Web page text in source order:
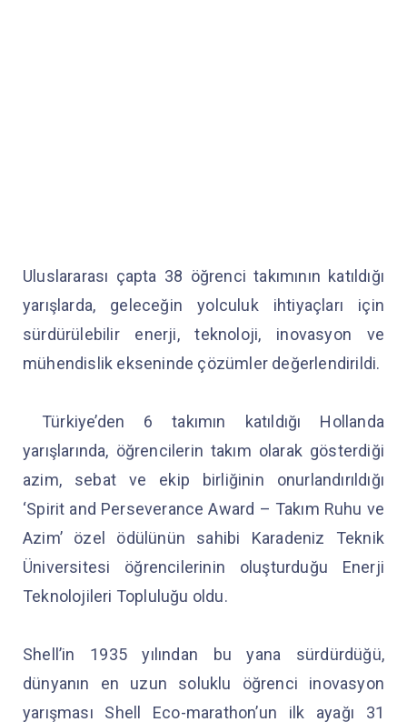
Uluslararası çapta 38 öğrenci takımının katıldığı
yarışlarda, geleceğin yolculuk ihtiyaçları için
sürdürülebilir enerji, teknoloji, inovasyon ve
mühendislik ekseninde çözümler değerlendirildi.
Türkiye’den 6 takımın katıldığı Hollanda
yarışlarında, öğrencilerin takım olarak gösterdiği
azim, sebat ve ekip birliğinin onurlandırıldığı
‘Spirit and Perseverance Award – Takım Ruhu ve
Azim’ özel ödülünün sahibi Karadeniz Teknik
Üniversitesi öğrencilerinin oluşturduğu Enerji
Teknolojileri Topluluğu oldu.
Shell’in 1935 yılından bu yana sürdürdüğü,
dünyanın en uzun soluklu öğrenci inovasyon
yarışması Shell Eco-marathon’un ilk ayağı 31